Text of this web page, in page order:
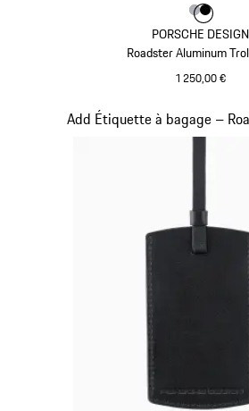
PORSCHE DESIGN
Roadster Aluminum
1 250,00 €
Couleur
Couleur
Couleur
Add Étiquette à bagage –
Diapositive 4 sur 7